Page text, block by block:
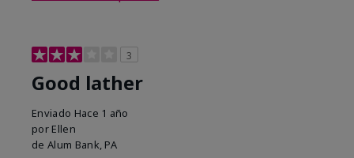
3
Good lather
Enviado Hace 1 año
por Ellen
de Alum Bank, PA